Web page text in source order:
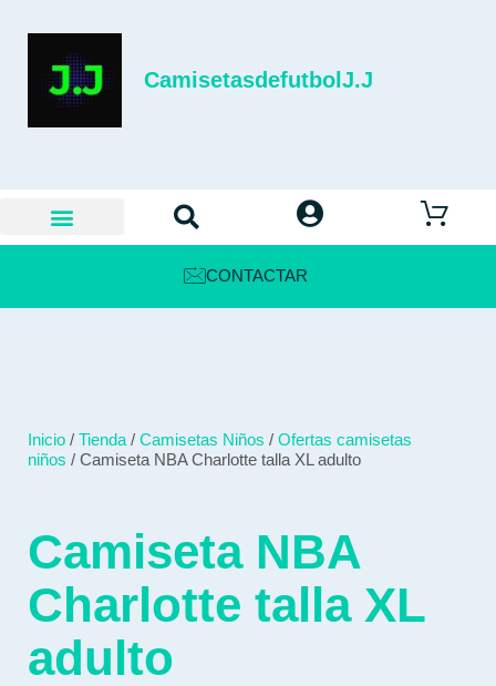
CamisetasdefutbolJ.J
CONTACTAR
Inicio / Tienda / Camisetas Niños / Ofertas camisetas
niños / Camiseta NBA Charlotte talla XL adulto
Camiseta NBA
Charlotte talla XL
adulto